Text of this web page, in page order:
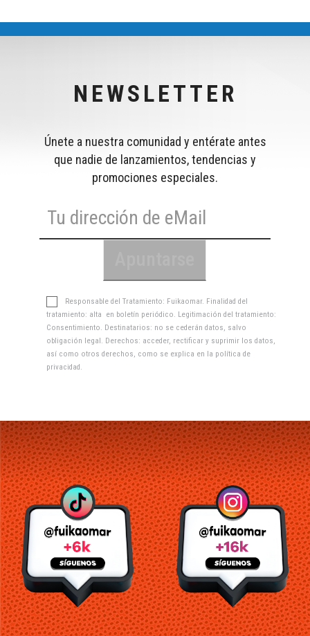
NEWSLETTER
Únete a nuestra comunidad y entérate antes
que nadie de lanzamientos, tendencias y
promociones especiales.
Responsable del Tratamiento: Fuikaomar. Finalidad del
tratamiento: alta en boletín periódico. Legitimación del tratamiento:
Consentimiento. Destinatarios: no se cederán datos, salvo
obligación legal. Derechos: acceder, rectificar y suprimir los datos,
así como otros derechos, como se explica en la política de
privacidad.